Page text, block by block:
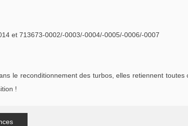
et 713673-0002/-0003/-0004/-0005/-0006/-0007
le reconditionnement des turbos, elles retiennent
!